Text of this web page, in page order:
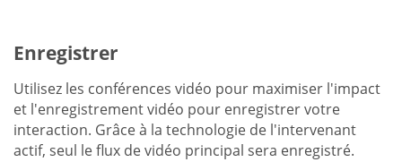
Enregistrer
Utilisez les conférences vidéo pour maximiser l'impact
et l'enregistrement vidéo pour enregistrer votre
interaction. Grâce à la technologie de l'intervenant
actif, seul le flux de vidéo principal sera enregistré.